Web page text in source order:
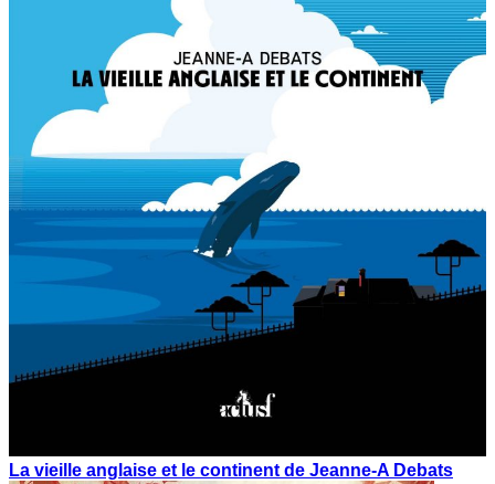
La vieille anglaise et le continent de Jeanne-A Debats